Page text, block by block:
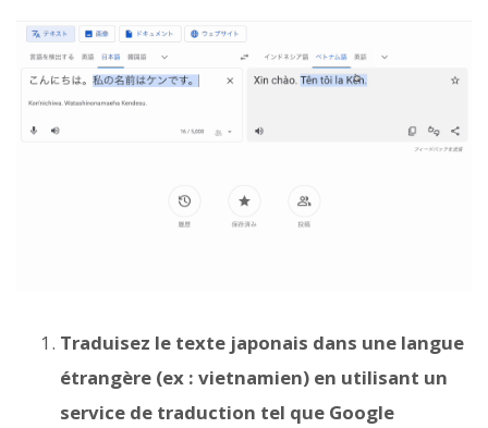
Traduisez le texte japonais dans une langue
étrangère (ex : vietnamien) en utilisant un
service de traduction tel que Google